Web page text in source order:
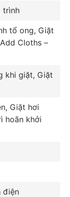
trình
tổ ong, Giặt
Cloths –
khi giặt, Giặt
Giặt hơi
hoãn khởi
điện